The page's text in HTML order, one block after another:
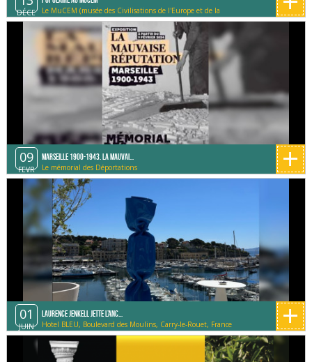
DÉCE
Le MuCEM (musée des Civilisations de l'Europe et de la
Méditerranée)
09
FEVR
Marseille 1900-1943. La mauvai...
Le mémorial des Déportations +
01
JUIN
Laurence Jenkell jette l’anc...
Hotel BLEU, Boulevard des Moulins, Carry-le-Rouet, France +